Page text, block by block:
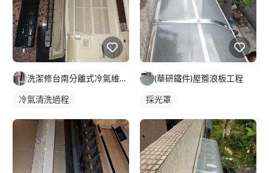
洗潔修台南分離式冷氣維修清洗
冷氣清洗過程
(華研鐵件)屋簷浪板工程
採光罩